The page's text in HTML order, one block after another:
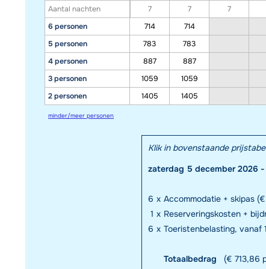
Aantal nachten
6 personen
5 personen
4 personen
3 personen
2 personen
7
7 7
714
714
783
783
887
887
1059
1059
1405
1405
minder/meer personen
Klik in bovenstaande
zaterdag 5 december 2026
6 x Accommodatie + skipas
1 x Reserveringskosten +
6 x Toeristenbelasting, vanaf
Totaalbedrag (€ 713,86